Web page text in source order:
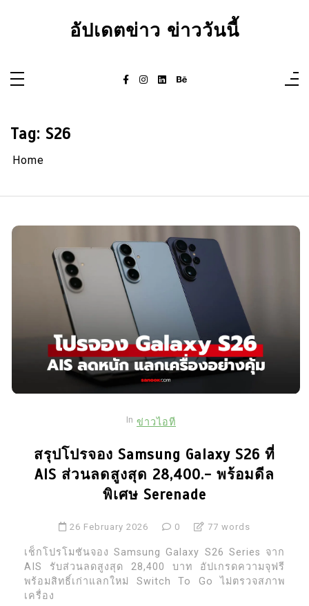
อัปเดตข่าว ข่าววันนี้
Tag: S26
Home
In ข่าวไอที
สรุปโปรจอง Samsung Galaxy S26 ที่
AIS ส่วนลดสูงสุด 28,400.- พร้อมดีล
พิเศษ Serenade
26 February 2026 0 77 words
เช็กโปรโมชันจอง Samsung Galaxy S26 Series จาก
AIS รับส่วนลดสูงสุด 28,400 บาท อัปเกรดความจุฟรี
พร้อมสิทธิ์เก่าแลกใหม่ Switch To Go ไม่ตรวจสภาพ
เครื่อง